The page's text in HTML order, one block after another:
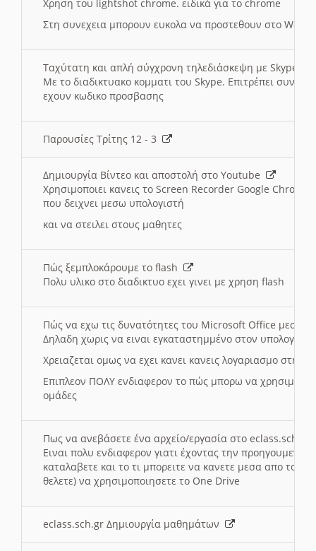
Χρηση του lightshot chrome. ειδικά για το chrome
Στη συνεχεια μπορουν ευκολα να προστεθουν στο Word
Ταχύτατη και απλή σύγχρονη τηλεδιάσκεψη με Skype
Με το διαδικτυακο κομματι του Skype. Επιτρέπει
εχουν κωδικο προσβασης
Παρουσίες Τρίτης 12 - 3
Δημιουργία Βίντεο και αποστολή στο Youtube
Χρησιμοποιει κανεις το Screen Recorder Google Chrome
που δειχνει μεσω υπολογιστή
και να στειλει στους μαθητες
Πώς ξεμπλοκάρουμε το flash
Πολυ υλικο στο διαδικτυο εχει γινει με χρηση flash
Πώς να εχω τις δυνατότητες του Microsoft Office μεσω
Δηλαδη χωρις να ειναι εγκαταστημμένο στον
Χρειαζεται ομως να εχει κανει κανεις λογαριασμο στη
Επιπλεον ΠΟΛΥ ενδιαφερον το πώς μπορω να
ομάδες
Πως να ανεβάσετε ένα αρχείο/εργασία στο eclass.sch.gr
Ειναι πολυ ενδιαφερον γιατι έχοντας την
καταλαβετε και το τι μπορειτε να κανετε μεσα απο το
θελετε) να χρησιμοποιησετε το One Drive
eclass.sch.gr Δημιουργία μαθημάτων